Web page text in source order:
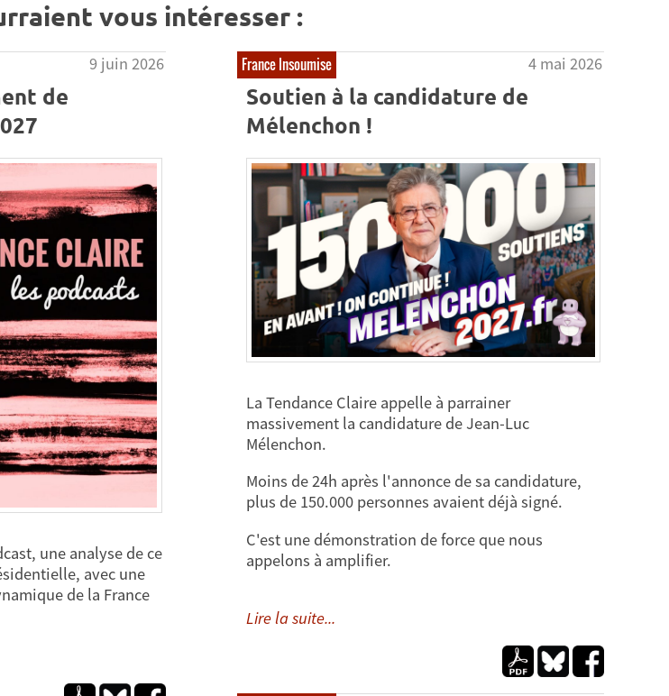
vous intéresser :
9 juin 2026
de
une analyse de ce
avec une
de la France
France Insoumise 4 mai 2026
Soutien à la candidature de
Mélenchon !
La Tendance Claire appelle à parrainer
massivement la candidature de Jean-Luc
Mélenchon.
Moins de 24h après l'annonce de sa candidature,
plus de 150.000 personnes avaient déjà signé.
C'est une démonstration de force que nous
appelons à amplifier.
Lire la suite...